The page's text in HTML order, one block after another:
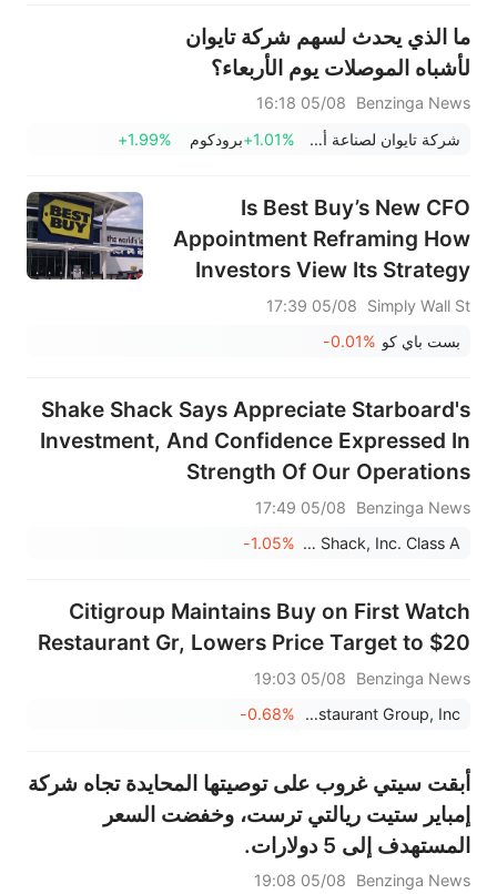
ما الذي يحدث لسهم شركة تايوان
لأشباه الموصلات يوم الأربعاء؟
Benzinga News
05/08 16:18
شركة تايوان لصناعة أشباه الموصلات المحدودة
+1.01%برودكوم +1.99%
Is Best Buy’s New CFO
Appointment Reframing How
Investors View Its Strategy
and Execution (BBY)?
Simply Wall St
05/08 17:39
بست باي كو -0.01%
Shake Shack Says Appreciate Starboard's
Investment, And Confidence Expressed In
Strength Of Our Operations
Benzinga News
05/08 17:49
Shake Shack, Inc. Class A
-1.05%
Citigroup Maintains Buy on First Watch
Restaurant Gr, Lowers Price Target to $20
Benzinga News
05/08 19:03
First Watch Restaurant Group, Inc.
-0.68%
أبقت سيتي غروب على توصيتها المحايدة تجاه شركة
إمباير ستيت ريالتي ترست، وخفضت السعر
المستهدف إلى 5 دولارات.
Benzinga News
05/08 19:08